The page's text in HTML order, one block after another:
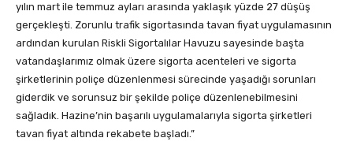
yılın mart ile temmuz ayları arasında yaklaşık yüzde 27 düşüş
gerçekleşti. Zorunlu trafik sigortasında tavan fiyat uygulamasının
ardından kurulan Riskli Sigortalılar Havuzu sayesinde başta
vatandaşlarımız olmak üzere sigorta acenteleri ve sigorta
şirketlerinin poliçe düzenlenmesi sürecinde yaşadığı sorunları
giderdik ve sorunsuz bir şekilde poliçe düzenlenebilmesini
sağladık. Hazine’nin başarılı uygulamalarıyla sigorta şirketleri
tavan fiyat altında rekabete başladı.”